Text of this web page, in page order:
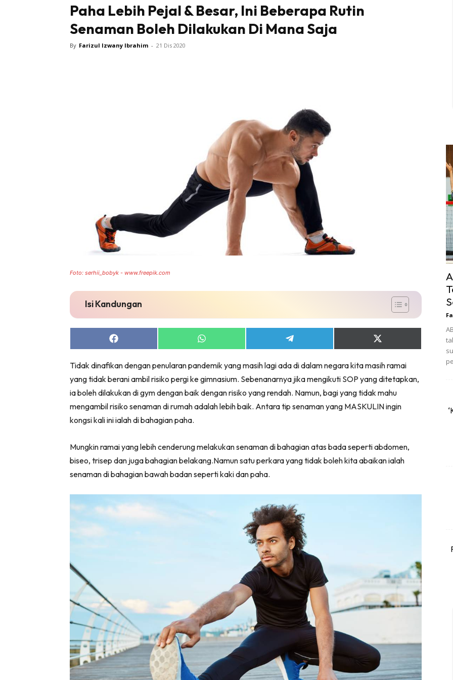
Paha Lebih Pejal & Besar, Ini Beberapa Rutin
Senaman Boleh Dilakukan Di Mana Saja
By Farizul Izwany Ibrahim - 21 Dis 2020
Foto: serhii_bobyk - www.freepik.com
Isi Kandungan
Share
on
Share
on
Share
on
Share
on
(Twitter)
Tidak dinafikan dengan penularan pandemik yang masih lagi ada di dalam negara kita masih ramai
yang tidak berani ambil risiko pergi ke gimnasium. Sebenanarnya jika mengikuti SOP yang ditetapkan,
ia boleh dilakukan di gym dengan baik dengan risiko yang rendah. Namun, bagi yang tidak mahu
mengambil risiko senaman di rumah adalah lebih baik. Antara tip senaman yang MASKULIN ingin
kongsi kali ini ialah di bahagian paha.
Mungkin ramai yang lebih cenderung melakukan senaman di bahagian atas bada seperti abdomen,
biseo, trisep dan juga bahagian belakang.Namun satu perkara yang tidak boleh kita abaikan ialah
senaman di bahagian bawah badan seperti kaki dan paha.